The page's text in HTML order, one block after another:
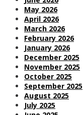
May 2026
April 2026
March 2026
February 2026
January 2026
December 2025
November 2025
October 2025
September 2025
August 2025
July 2025